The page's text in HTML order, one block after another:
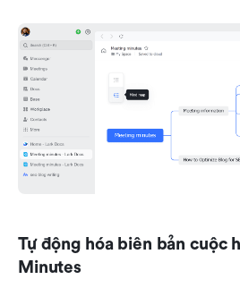
Tự động hóa biên bản cuộc
Minutes